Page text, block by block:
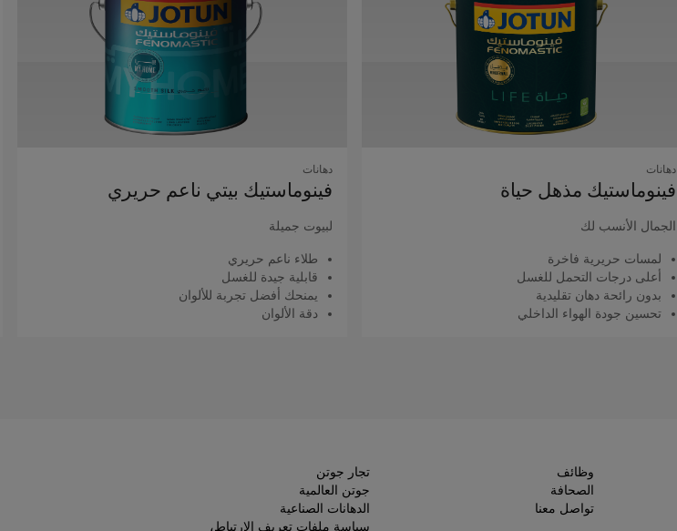
دهانات
فينوماستيك مذهل حياة
الجمال الأنسب لك
لمسات حريرية فاخرة
أعلى درجات التحمل للغسل
بدون رائحة دهان تقليدية
تحسين جودة الهواء الداخلي
دهانات
فينوماستيك بيتي ناعم حريري
لبيوت جميلة
طلاء ناعم حريري
قابلية جيدة للغسل
يمنحك أفضل تجربة للألوان
دقة الألوان
وظائف
الصحافة
تواصل معنا
تجار جوتن
جوتن العالمية
الدهانات الصناعية
سياسة ملفات تعريف الارتباط،